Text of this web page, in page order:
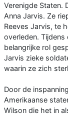
Verenigde Staten.
Anna Jarvis. Ze
Reeves Jarvis, te
overleden. Tijdens
belangrijke rol
Jarvis zieke
waarin ze zich
Door de
Amerikaanse
Wilson die het in